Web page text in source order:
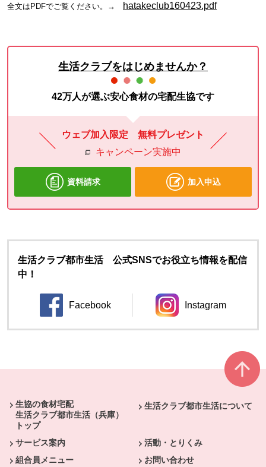
全文はPDFでご覧ください。→ hatakeclub160423.pdf
生活クラブをはじめませんか？
42万人が選ぶ安心食材の宅配生協です
ウェブ加入限定 無料プレゼント
キャンペーン実施中
資料請求 加入申込
生活クラブ都市生活 公式SNSでお役立ち情報を配信
中！
Facebook
別のウィンドウで開きます。
Instagram
別のウィンドウ
生協の食材宅配
生活クラブ都市生活（兵庫）
トップ
生活クラブ都市生活について
サービス案内
活動・とりくみ
組合員メニュー
お問い合わせ